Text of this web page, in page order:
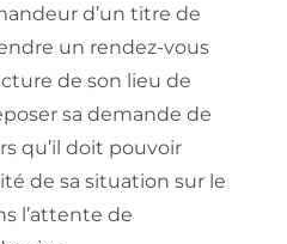
d’un titre de
un rendez-vous
de son lieu de
sa demande de
qu’il doit pouvoir
de sa situation sur le
l’attente de